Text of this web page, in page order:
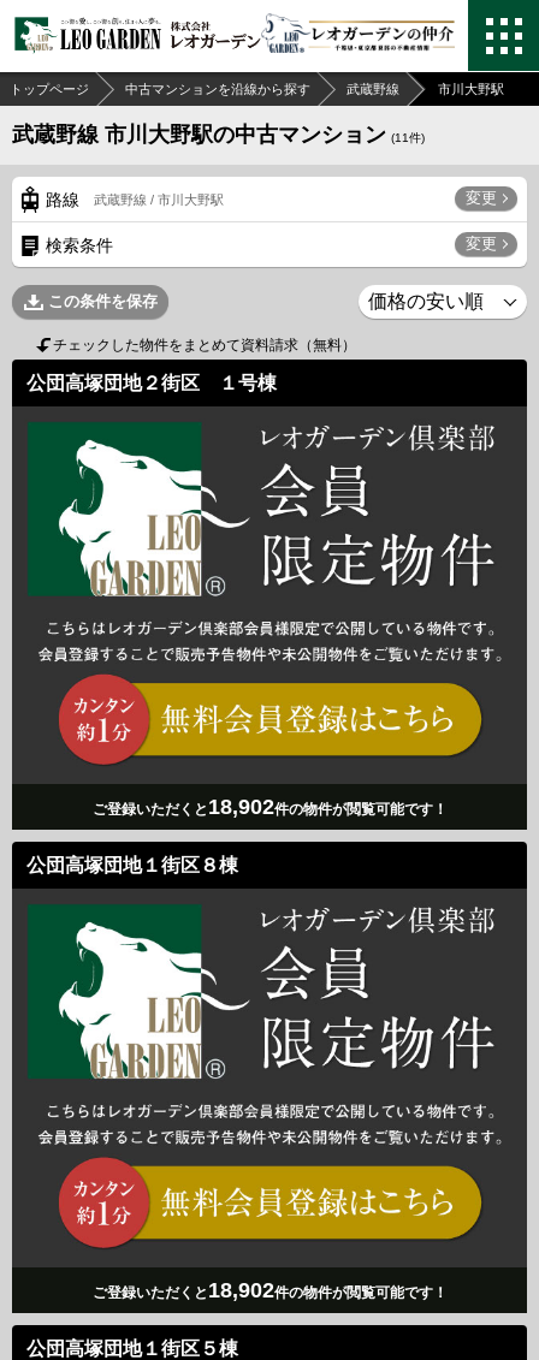
トップページ 中古マンションを沿線から探す 武蔵野線 市川大野駅
武蔵野線 市川大野駅の中古マンション (11件)
路線 武蔵野線 / 市川大野駅 変更
検索条件 変更
この条件を保存
チェックした物件をまとめて資料請求（無料）
公団高塚団地２街区 １号棟
ご登録いただくと 18,902件の物件が閲覧可能です！
公団高塚団地１街区８棟
ご登録いただくと 18,902件の物件が閲覧可能です！
公団高塚団地１街区５棟